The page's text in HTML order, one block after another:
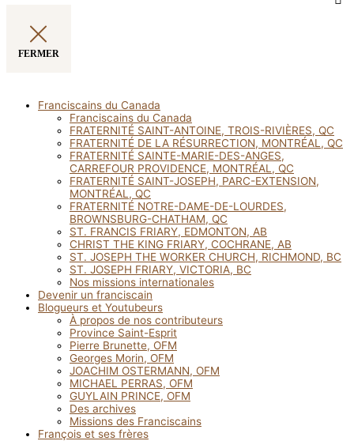
FERMER
Franciscains du Canada
Franciscains du Canada
FRATERNITÉ SAINT-ANTOINE, TROIS-RIVIÈRES, QC
FRATERNITÉ DE LA RÉSURRECTION, MONTRÉAL, QC
FRATERNITÉ SAINTE-MARIE-DES-ANGES,
CARREFOUR PROVIDENCE, MONTRÉAL, QC
FRATERNITÉ SAINT-JOSEPH, PARC-EXTENSION,
MONTRÉAL, QC
FRATERNITÉ NOTRE-DAME-DE-LOURDES,
BROWNSBURG-CHATHAM, QC
ST. FRANCIS FRIARY, EDMONTON, AB
CHRIST THE KING FRIARY, COCHRANE, AB
ST. JOSEPH THE WORKER CHURCH, RICHMOND, BC
ST. JOSEPH FRIARY, VICTORIA, BC
Nos missions internationales
Devenir un franciscain
Blogueurs et Youtubeurs
À propos de nos contributeurs
Province Saint-Esprit
Pierre Brunette, OFM
Georges Morin, OFM
JOACHIM OSTERMANN, OFM
MICHAEL PERRAS, OFM
GUYLAIN PRINCE, OFM
Des archives
Missions des Franciscains
François et ses frères